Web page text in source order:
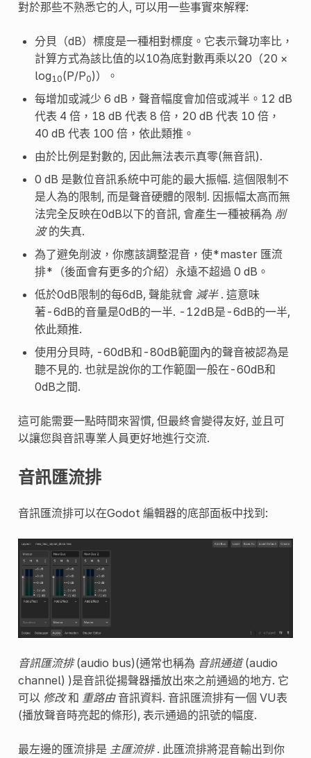
對於那些不熟悉它的人, 可以用一些事實來解釋:
分貝（dB）標度是一種相對標度。它表示聲功率比，
計算方式為該比值的以10為底對數再乘以20（20 ×
log 10(P/P0)）。
每增加或減少 6 dB，聲音幅度會加倍或減半。12 dB
代表 4 倍，18 dB 代表 8 倍，20 dB 代表 10 倍，
40 dB 代表 100 倍，依此類推。
由於比例是對數的, 因此無法表示真零(無音訊).
0 dB 是數位音訊系統中可能的最大振幅. 這個限制不
是人為的限制, 而是聲音硬體的限制. 因振幅太高而無
法完全反映在0dB以下的音訊, 會產生一種被稱為 削
波的失真.
為了避免削波，你應該調整混音，使*master 匯流
排*（後面會有更多的介紹）永遠不超過 0 dB。
低於0dB限制的每6dB, 聲能就會 減半. 這意味
著-6dB的音量是0dB的一半. -12dB是-6dB的一半,
依此類推.
使用分貝時, -60dB和-80dB範圍內的聲音被認為是
聽不見的. 也就是說你的工作範圍一般在-60dB和
0dB之間.
這可能需要一點時間來習慣, 但最終會變得友好, 並且可
以讓您與音訊專業人員更好地進行交流.
音訊匯流排
音訊匯流排可以在Godot 編輯器的底部面板中找到:
音訊匯流排(audio bus)(通常也稱為 音訊通道(audio
channel) )是音訊從揚聲器播放出來之前通過的地方. 它
可以 修改和 重路由音訊資料. 音訊匯流排有一個 VU表
(播放聲音時亮起的條形), 表示通過的訊號的幅度.
最左邊的匯流排是 主匯流排. 此匯流排將混音輸出到你